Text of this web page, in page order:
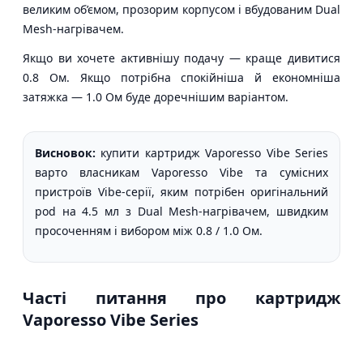
великим об’ємом, прозорим корпусом і вбудованим Dual
Mesh-нагрівачем.
Якщо ви хочете активнішу подачу — краще дивитися
0.8 Ом. Якщо потрібна спокійніша й економніша
затяжка — 1.0 Ом буде доречнішим варіантом.
Висновок: купити картридж Vaporesso Vibe Series
варто власникам Vaporesso Vibe та сумісних
пристроїв Vibe-серії, яким потрібен оригінальний
pod на 4.5 мл з Dual Mesh-нагрівачем, швидким
просоченням і вибором між 0.8 / 1.0 Ом.
Часті питання про картридж
Vaporesso Vibe Series